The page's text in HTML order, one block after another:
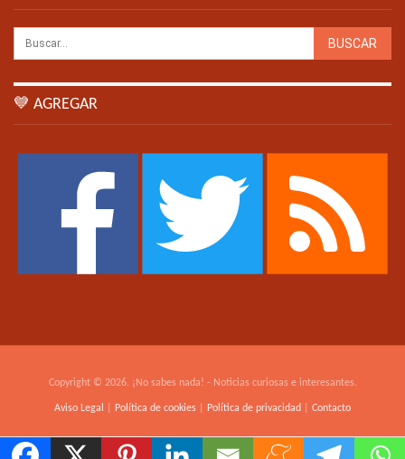
💙 AGREGAR
Copyright © 2026. ¡No sabes nada! - Noticias curiosas e interesantes.
Aviso Legal Política de cookies Política de privacidad Contacto